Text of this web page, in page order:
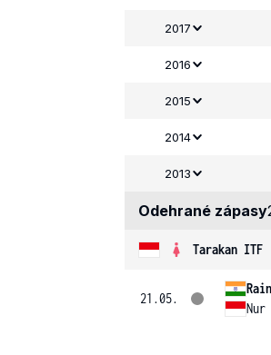
2017
2016
2015
2014
2013
Odehrané zápasy
Tarakan ITF
21.05.